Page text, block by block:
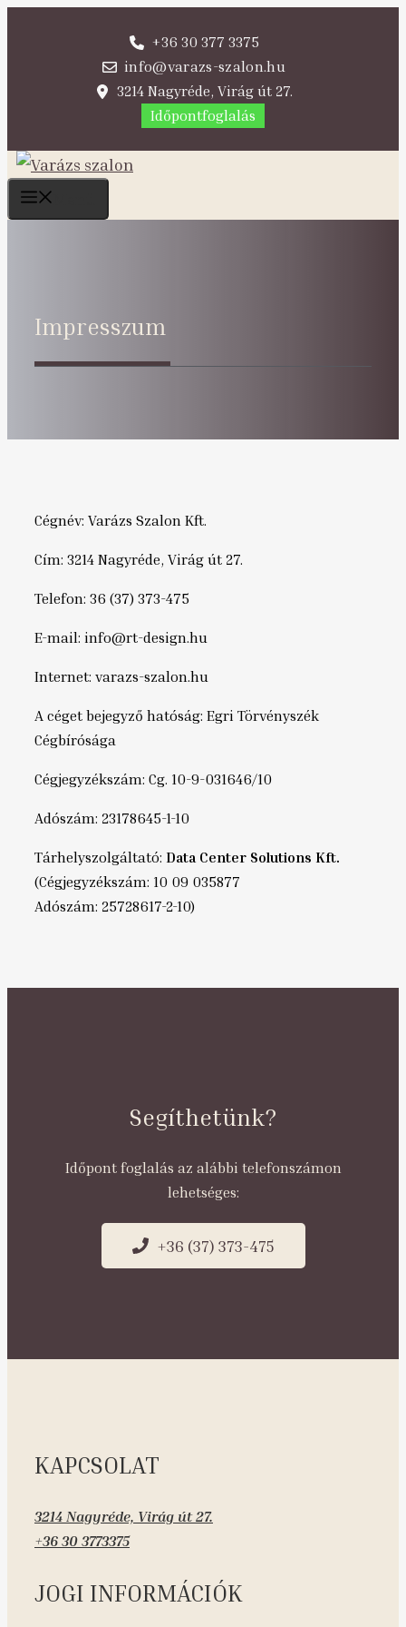
+36 30 377 3375
info@varazs-szalon.hu
3214 Nagyréde, Virág út 27.
Időpontfoglalás
Impresszum
Cégnév: Varázs Szalon Kft.
Cím: 3214 Nagyréde, Virág út 27.
Telefon: 36 (37) 373-475
E-mail: info@rt-design.hu
Internet: varazs-szalon.hu
A céget bejegyző hatóság: Egri Törvényszék
Cégbírósága
Cégjegyzékszám: Cg. 10-9-031646/10
Adószám: 23178645-1-10
Tárhelyszolgáltató: Data Center Solutions Kft.
(Cégjegyzékszám: 10 09 035877
Adószám: 25728617-2-10)
Segíthetünk?
Időpont foglalás az alábbi telefonszámon
lehetséges:
+36 (37) 373-475
KAPCSOLAT
3214 Nagyréde, Virág út 27.
+36 30 3773375
JOGI INFORMÁCIÓK